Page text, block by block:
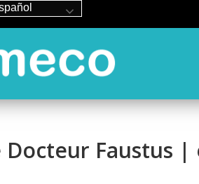
Docteur Faustus |